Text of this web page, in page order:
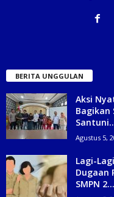
BERITA UNGGULAN
Aksi
Bagikan
Agustus 5,
Lagi-
Dugaan
SMPN 2...